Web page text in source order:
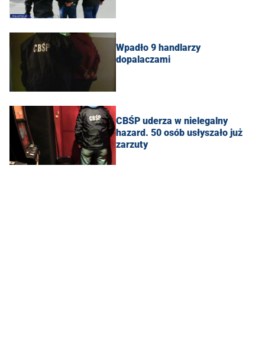
Wpadło 9 handlarzy
dopalaczami
CBŚP uderza w nielegalny
hazard. 50 osób usłyszało już
zarzuty